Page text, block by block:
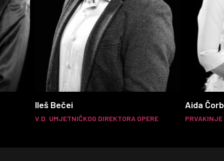
Ileš Bečei
V.D. UMJETNIČKOG DIREKTORA OPERE
Aida
PRVAKINJE